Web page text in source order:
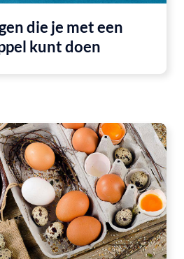
die je met een
kunt doen